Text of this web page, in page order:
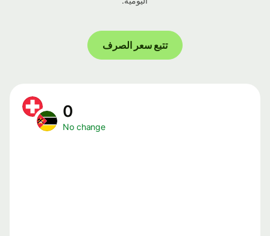
تتبع سعر الصرف
No change